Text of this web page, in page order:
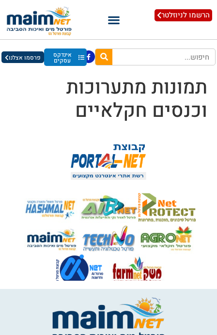
הרשמו לניוזלטר
אינדקס
עסקים פרסמו אצלנו
תמונות מתערוכות
וכנסים חקלאיים